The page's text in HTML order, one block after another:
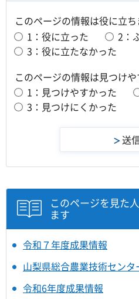
このページの情報は役に立ち
1：役に立った
2：
3：役に立たなかった
このページの情報は見つけ
1：見つけやすかった
3：見つけにくかった
このページを見た
ます
令和７年度成果情報
山梨県総合農業技術センタ
令和6年度成果情報